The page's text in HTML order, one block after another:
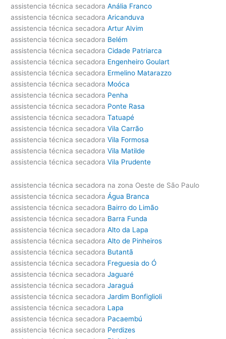
assistencia técnica secadora Anália Franco
assistencia técnica secadora Aricanduva
assistencia técnica secadora Artur Alvim
assistencia técnica secadora Belém
assistencia técnica secadora Cidade Patriarca
assistencia técnica secadora Engenheiro Goulart
assistencia técnica secadora Ermelino Matarazzo
assistencia técnica secadora Moóca
assistencia técnica secadora Penha
assistencia técnica secadora Ponte Rasa
assistencia técnica secadora Tatuapé
assistencia técnica secadora Vila Carrão
assistencia técnica secadora Vila Formosa
assistencia técnica secadora Vila Matilde
assistencia técnica secadora Vila Prudente
assistencia técnica secadora na zona Oeste de São Paulo
assistencia técnica secadora Água Branca
assistencia técnica secadora Bairro do Limão
assistencia técnica secadora Barra Funda
assistencia técnica secadora Alto da Lapa
assistencia técnica secadora Alto de Pinheiros
assistencia técnica secadora Butantã
assistencia técnica secadora Freguesia do Ó
assistencia técnica secadora Jaguaré
assistencia técnica secadora Jaraguá
assistencia técnica secadora Jardim Bonfiglioli
assistencia técnica secadora Lapa
assistencia técnica secadora Pacaembú
assistencia técnica secadora Perdizes